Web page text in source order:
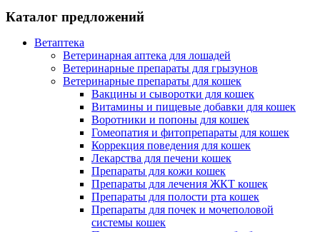
Каталог предложений
Ветаптека
Ветеринарная аптека для лошадей
Ветеринарные препараты для грызунов
Ветеринарные препараты для кошек
Вакцины и сыворотки для кошек
Витамины и пищевые добавки для кошек
Воротники и попоны для кошек
Гомеопатия и фитопрепараты для кошек
Коррекция поведения для кошек
Лекарства для печени кошек
Препараты для кожи кошек
Препараты для лечения ЖКТ кошек
Препараты для полости рта кошек
Препараты для почек и мочеполовой
системы кошек